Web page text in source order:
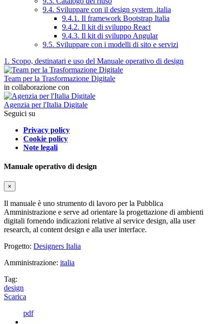
9.4. Sviluppare con il design system .italia
9.4.1. Il framework Bootstrap Italia
9.4.2. Il kit di sviluppo React
9.4.3. Il kit di sviluppo Angular
9.5. Sviluppare con i modelli di sito e servizi
1. Scopo, destinatari e uso del Manuale operativo di design
Team per la Trasformazione Digitale
in collaborazione con
Agenzia per l'Italia Digitale
Seguici su
Privacy policy
Cookie policy
Note legali
Manuale operativo di design
×
Il manuale è uno strumento di lavoro per la Pubblica
Amministrazione e serve ad orientare la progettazione di ambienti
digitali fornendo indicazioni relative al service design, alla user
research, al content design e alla user interface.
Progetto: Designers Italia
Amministrazione: italia
Tag:
design
Scarica
pdf